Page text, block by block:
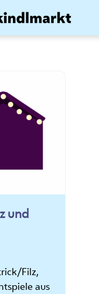
und
Filz,
aus